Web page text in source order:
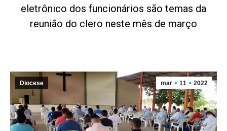
eletrônico dos funcionários são temas da
reunião do clero neste mês de março
mar 11 2022
Diocese